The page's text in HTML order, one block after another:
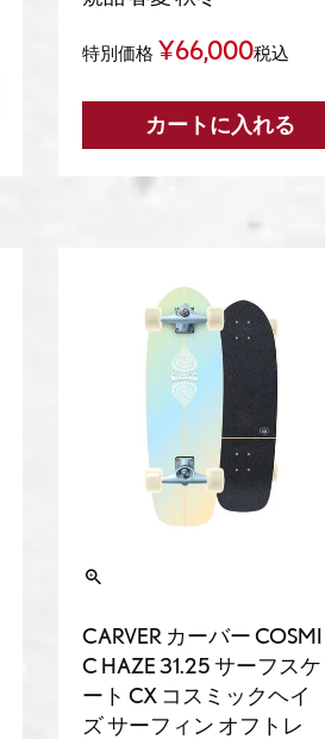
特別価格 ¥66,000税込
カートに入れる
CARVER カーバー COSMI
C HAZE 31.25 サーフスケ
ート CX コスミックヘイ
ズ サーフィン オフトレ